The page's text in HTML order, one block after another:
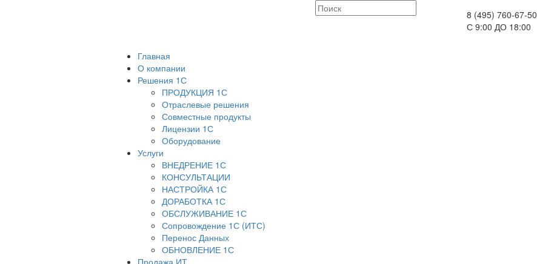
8 (495) 760-67-50
С 9:00 ДО 18:00
Главная
О компании
Решения 1С
ПРОДУКЦИЯ 1С
Отраслевые решения
Совместные продукты
Лицензии 1С
Оборудование
Услуги
ВНЕДРЕНИЕ 1С
КОНСУЛЬТАЦИИ
НАСТРОЙКА 1С
ДОРАБОТКА 1С
ОБСЛУЖИВАНИЕ 1С
Сопровождение 1С (ИТС)
Перенос Данных
ОБНОВЛЕНИЕ 1С
Продажа ИТ